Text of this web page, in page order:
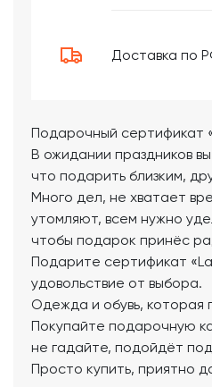
Доставка по
Подарочный сертификат
В ожидании праздников
что подарить близким,
Много дел, не хватает
утомляют, всем нужно
чтобы подарок принёс
Подарите сертификат
удовольствие от выбора.
Одежда и обувь, которая
Покупайте подарочную
не гадайте, подойдёт
Просто купить, приятно